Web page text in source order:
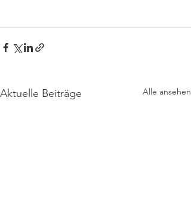
Aktuelle Beiträge Alle ansehen